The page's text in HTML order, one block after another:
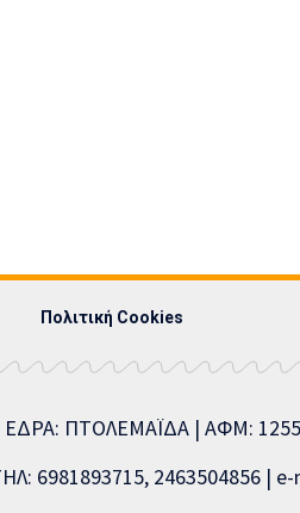
Πολιτική Cookies
| ΕΔΡΑ: ΠΤΟΛΕΜΑΪΔΑ | ΑΦΜ:
6981893715, 2463504856 |